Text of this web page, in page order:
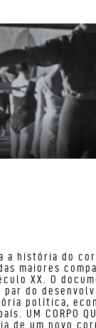
a história do
maiores
XX. O
par do
política,
UM CORPO
de um novo